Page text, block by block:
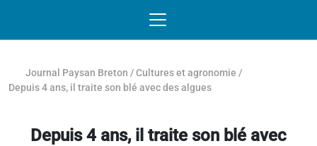
Journal Paysan Breton /Cultures et agronomie /
Depuis 4 ans, il traite son blé avec des algues
Depuis 4 ans, il traite son blé avec